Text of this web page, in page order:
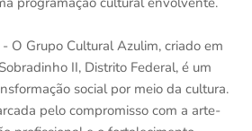
O Grupo Cultural Azulim, criado em
II, Distrito Federal, é um
social por meio da cultura.
pelo compromisso com a arte-